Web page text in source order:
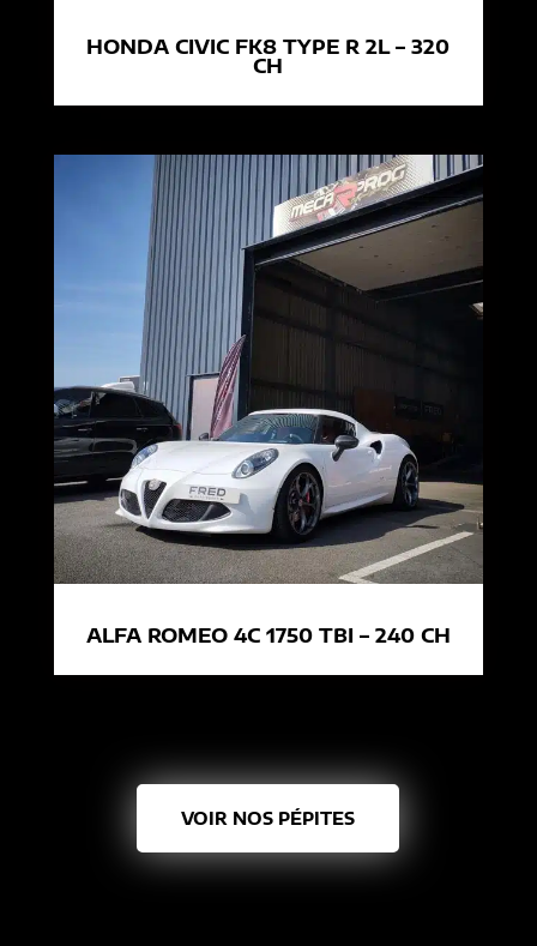
HONDA CIVIC FK8 TYPE R 2L – 320
CH
ALFA ROMEO 4C 1750 TBI – 240 CH
VOIR NOS PÉPITES